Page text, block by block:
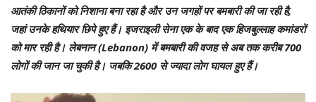
आतंकी ठिकानों को निशाना बना रहा है और उन जगहों पर बमबारी की जा रही है,
जहां उनके हथियार छिपे हुए हैं। इजराइली सेना एक के बाद एक हिजबुल्लाह कमांडरों
को मार रही है। लेबनान (Lebanon) में बमबारी की वजह से अब तक करीब 700
लोगों की जान जा चुकी है। जबकि 2600 से ज्यादा लोग घायल हुए हैं।